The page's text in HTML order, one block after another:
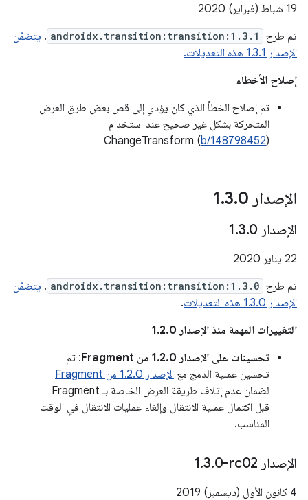
‫19 شباط (فبراير) 2020
تم طرح
androidx.transition:transition:1.3.1
. يتضمّن
الإصدار 1.3.1 هذه التعديلات.
إصلاح الأخطاء
تم إصلاح الخطأ الذي كان يؤدي إلى قص بعض طرق العرض
المتحركة بشكل غير صحيح عند استخدام
ChangeTransform (b/148798452)
الإصدار 1 .3.0
الإصدار 1 .3.0
‫22 يناير 2020
تم طرح androidx.transition:transition:1.3.0
. يتضمّن
الإصدار 1.3.0 هذه التعديلات
.
التغييرات المهمة منذ الإصدار 1.2.0
تحسينات على الإصدار 1.2.0 من Fragment
: تم
تحسين عملية الدمج مع الإصدار 1.2.0 من Fragment
لضمان عدم إتلاف طريقة العرض الخاصة بـ Fragment
قبل اكتمال عملية الانتقال وإلغاء عمليات الانتقال في الوقت
المناسب.
الإصدار ‎1 .3.0-rc02
4 كانون الأول (ديسمبر) 2019